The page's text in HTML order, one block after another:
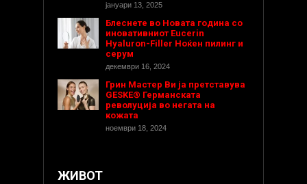
јануари 13, 2025
Блеснете во Новата година со
иновативниот Eucerin
Hyaluron-Filler Ноќен пилинг и
серум
декември 16, 2024
Грин Мастер Ви ја претставува
GESKE® Германската
револуција во негата на
кожата
ноември 18, 2024
ЖИВОТ